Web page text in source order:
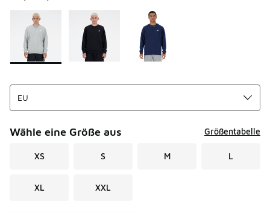
Seite 1 von 1 zeigt die Farben 1 bis 3 von 3 an.
Bitte wählen Sie einen Stil aus *
Wähle eine Größe aus Größentabelle
XS S M L
XL XXL